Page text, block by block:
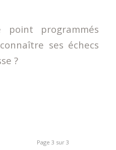
point programmés
ses échecs
?
Page 3 sur 3